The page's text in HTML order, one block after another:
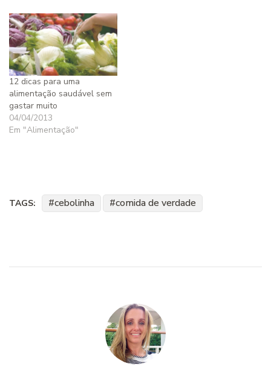
12 dicas para uma
alimentação saudável sem
gastar muito
04/04/2013
Em "Alimentação"
TAGS: cebolinha comida de verdade